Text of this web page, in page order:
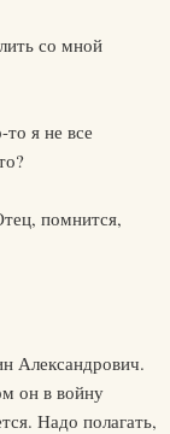
со мной
я не все
помнится,
Александрович.
он в войну
Надо полагать,